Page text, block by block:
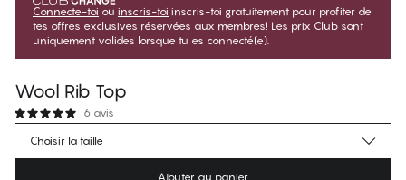
Connecte-toi ou inscris-toi inscris-toi gratuitement pour profiter de
tes offres exclusives réservées aux membres! Les prix Club sont
uniquement valides lorsque tu es connecté(e).
Wool Rib Top
6 avis
$99.99Prix régulier
Choisir la taille
Ajouter au panier